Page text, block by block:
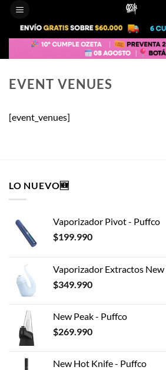
Saltar
contenido
EVENT VENUES
[event_venues]
LO NUEVO🆕
Vaporizador Pivot - Puffco
$199.990
Vaporizador Extractos
$349.990
New Peak - Puffco
$269.990
New Hot Knife - Puffco